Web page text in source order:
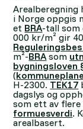
Arealberegning
i Norge oppgis
et BRA-tall som
000 kr/m² gir
m²-BRAsom
bygningsloven
(
H-2300. TEK17
dagslys og
som ett av
formuesverdi.
arealbasert.